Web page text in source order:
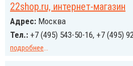
22shop.ru, интернет-магазин
Адрес: Москва
Тел.: +7 (495) 543-50-16, +7 (495)
подробнее...